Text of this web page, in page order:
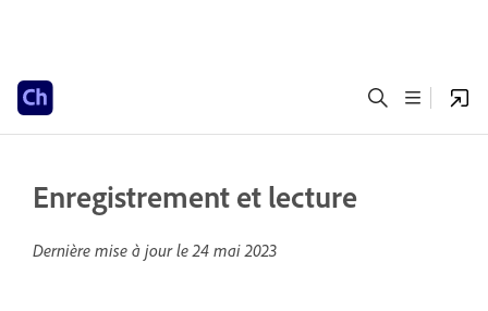
Enregistrement et lecture
Dernière mise à jour le24 mai 2023